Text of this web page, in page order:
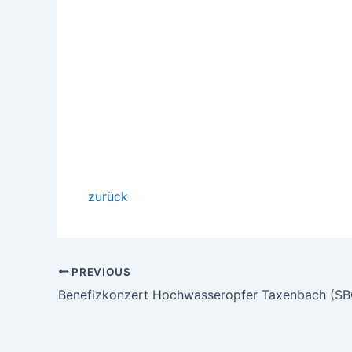
zurück
PREVIOUS
Benefizkonzert Hochwasseropfer Taxenbach